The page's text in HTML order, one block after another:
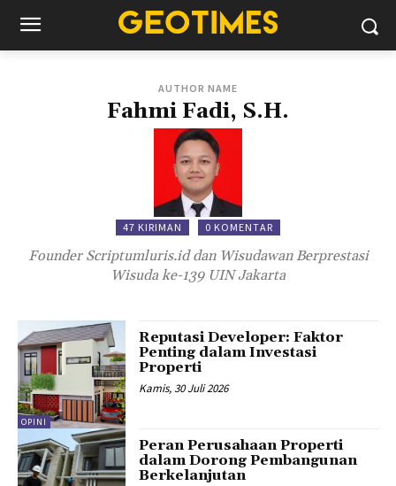
AUTHOR NAME
Fahmi Fadi, S.H.
47 KIRIMAN 0 KOMENTAR
Founder Scriptumluris.id dan Wisudawan Berprestasi
Wisuda ke-139 UIN Jakarta
OPINI
Reputasi Developer: Faktor
Penting dalam Investasi
Properti
Kamis, 30 Juli 2026
Peran Perusahaan Properti
dalam Dorong Pembangunan
Berkelanjutan